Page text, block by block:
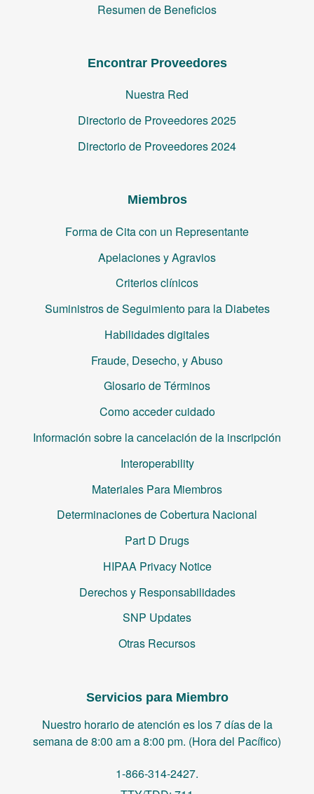
Resumen de Beneficios
Encontrar Proveedores
Nuestra Red
Directorio de Proveedores 2025
Directorio de Proveedores 2024
Miembros
Forma de Cita con un Representante
Apelaciones y Agravios
Criterios clínicos
Suministros de Seguimiento para la Diabetes
Habilidades digitales
Fraude, Desecho, y Abuso
Glosario de Términos
Como acceder cuidado
Información sobre la cancelación de la inscripción
Interoperability
Materiales Para Miembros
Determinaciones de Cobertura Nacional
Part D Drugs
HIPAA Privacy Notice
Derechos y Responsabilidades
SNP Updates
Otras Recursos
Servicios para Miembro
Nuestro horario de atención es los 7 días de la
semana de 8:00 am a 8:00 pm. (Hora del Pacífico)
1-866-314-2427.